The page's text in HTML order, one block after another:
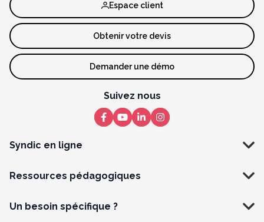
Syndic en ligne
Ressources pédagogiques
Un besoin spécifique ?
Espace client
Obtenir votre devis
Demander une démo
Suivez nous